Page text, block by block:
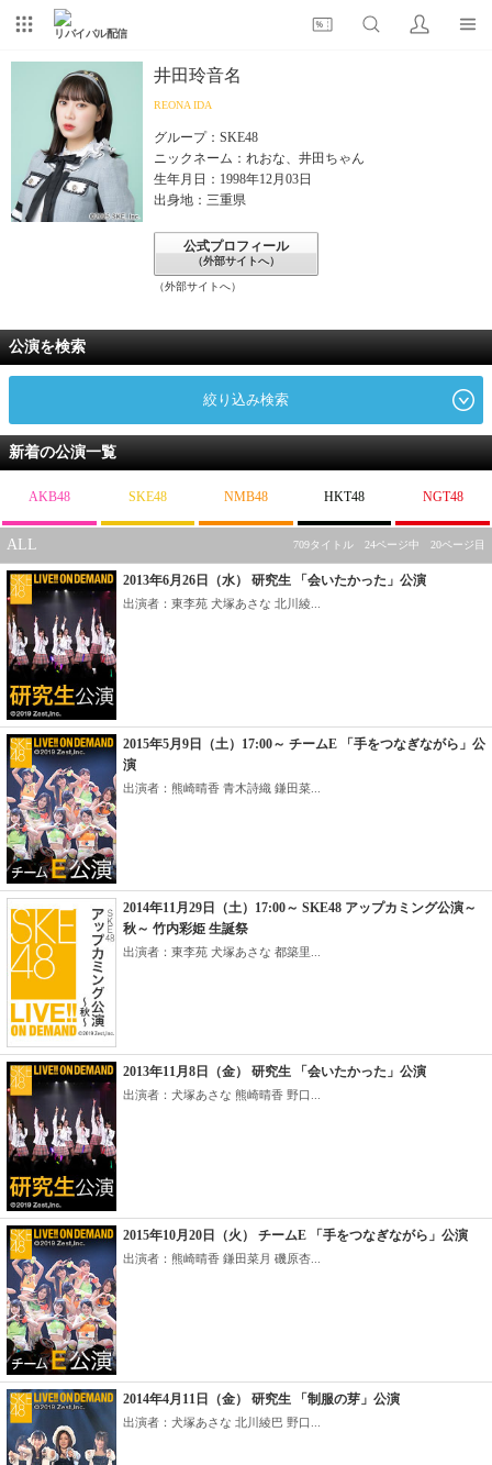
リバイバル配信
井田玲音名
REONA IDA
グループ：SKE48
ニックネーム：れおな、井田ちゃん
生年月日：1998年12月03日
出身地：三重県
公式プロフィール
（外部サイトへ）
（外部サイトへ）
公演を検索
絞り込み検索
新着の公演一覧
AKB48 SKE48 NMB48 HKT48 NGT48
ALL 709タイトル 24ページ中 20ページ目
2013年6月26日（水） 研究生 「会いたかった」公演
出演者：東李苑 犬塚あさな 北川綾...
2015年5月9日（土）17:00～ チームE 「手をつなぎながら」公
演
出演者：熊崎晴香 青木詩織 鎌田菜...
2014年11月29日（土）17:00～ SKE48 アップカミング公演～
秋～ 竹内彩姫 生誕祭
出演者：東李苑 犬塚あさな 都築里...
2013年11月8日（金） 研究生 「会いたかった」公演
出演者：犬塚あさな 熊崎晴香 野口...
2015年10月20日（火） チームE 「手をつなぎながら」公演
出演者：熊崎晴香 鎌田菜月 磯原杏...
2014年4月11日（金） 研究生 「制服の芽」公演
出演者：犬塚あさな 北川綾巴 野口...